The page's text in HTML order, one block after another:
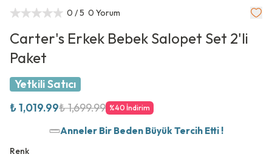
0 / 5 0 Yorum
Carter's Erkek Bebek Salopet Set 2'li
Paket
Yetkili Satıcı
₺ 1,019.99₺ 1,699.99 %40 İndirim
Anneler Bir Beden Büyük Tercih Etti !
Renk